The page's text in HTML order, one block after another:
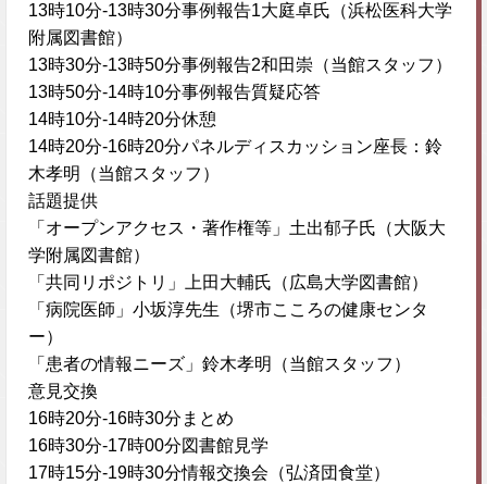
13時10分-13時30分事例報告1大庭卓氏（浜松医科大学
附属図書館）
13時30分-13時50分事例報告2和田崇（当館スタッフ）
13時50分-14時10分事例報告質疑応答
14時10分-14時20分休憩
14時20分-16時20分パネルディスカッション座長：鈴
木孝明（当館スタッフ）
話題提供
「オープンアクセス・著作権等」土出郁子氏（大阪大
学附属図書館）
「共同リポジトリ」上田大輔氏（広島大学図書館）
「病院医師」小坂淳先生（堺市こころの健康センタ
ー）
「患者の情報ニーズ」鈴木孝明（当館スタッフ）
意見交換
16時20分-16時30分まとめ
16時30分-17時00分図書館見学
17時15分-19時30分情報交換会（弘済団食堂）